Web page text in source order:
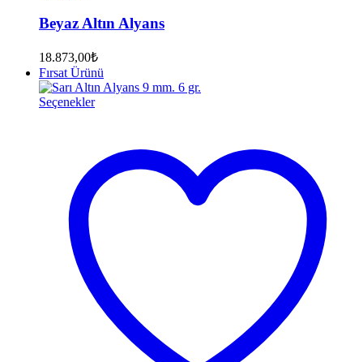
Beyaz Altın Alyans
18.873,00₺
Fırsat Ürünü
Seçenekler